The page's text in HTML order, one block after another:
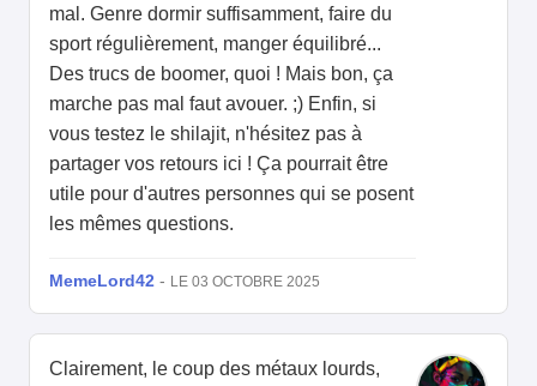
mal. Genre dormir suffisamment, faire du
sport régulièrement, manger équilibré...
Des trucs de boomer, quoi ! Mais bon, ça
marche pas mal faut avouer. ;) Enfin, si
vous testez le shilajit, n'hésitez pas à
partager vos retours ici ! Ça pourrait être
utile pour d'autres personnes qui se posent
les mêmes questions.
MemeLord42 - LE 03 OCTOBRE 2025
Clairement, le coup des métaux lourds,